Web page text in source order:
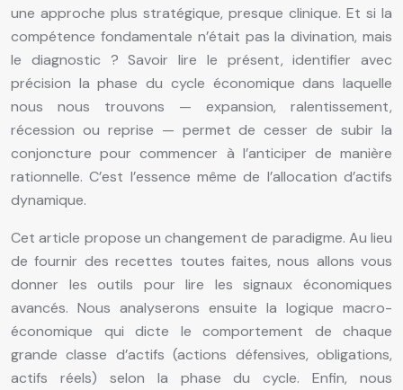
une approche plus stratégique, presque clinique. Et si la
compétence fondamentale n’était pas la divination, mais
le diagnostic ? Savoir lire le présent, identifier avec
précision la phase du cycle économique dans laquelle
nous nous trouvons — expansion, ralentissement,
récession ou reprise — permet de cesser de subir la
conjoncture pour commencer à l’anticiper de manière
rationnelle. C’est l’essence même de l’allocation d’actifs
dynamique.
Cet article propose un changement de paradigme. Au lieu
de fournir des recettes toutes faites, nous allons vous
donner les outils pour lire les signaux économiques
avancés. Nous analyserons ensuite la logique macro-
économique qui dicte le comportement de chaque
grande classe d’actifs (actions défensives, obligations,
actifs réels) selon la phase du cycle. Enfin, nous